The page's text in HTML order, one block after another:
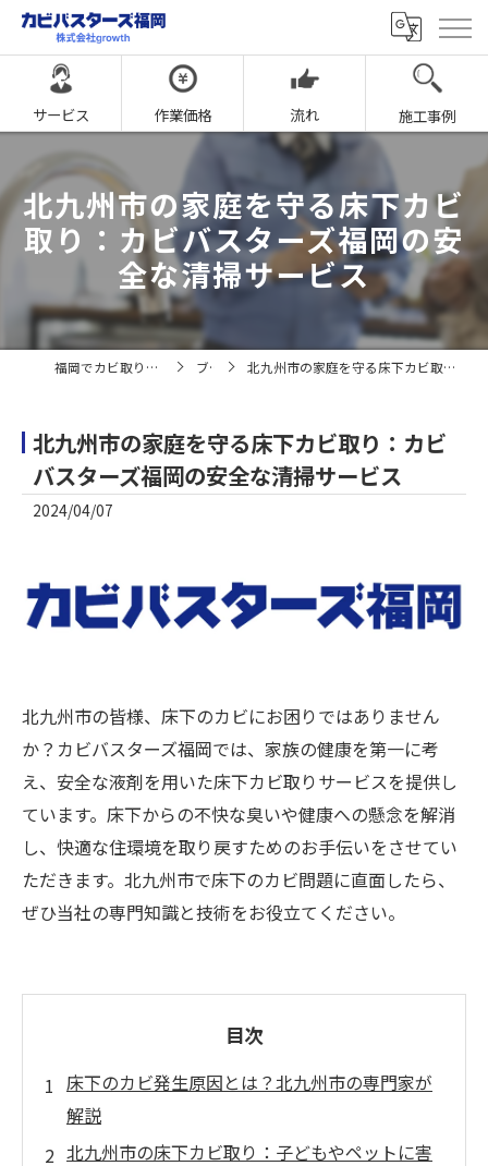
サービス 作業価格 流れ 施工事例
北九州市の家庭を守る床下カビ
取り：カビバスターズ福岡の安
全な清掃サービス
福岡でカビ取りならカビバスターズ福岡 ブログ 北九州市の家庭を守る床下カビ取り：カビバスターズ福岡の安全な清掃サービス
北九州市の家庭を守る床下カビ取り：カビ
バスターズ福岡の安全な清掃サービス
2024/04/07
北九州市の皆様、床下のカビにお困りではありません
か？カビバスターズ福岡では、家族の健康を第一に考
え、安全な液剤を用いた床下カビ取りサービスを提供し
ています。床下からの不快な臭いや健康への懸念を解消
し、快適な住環境を取り戻すためのお手伝いをさせてい
ただきます。北九州市で床下のカビ問題に直面したら、
ぜひ当社の専門知識と技術をお役立てください。
目次
床下のカビ発生原因とは？北九州市の専門家が
解説
北九州市の床下カビ取り：子どもやペットに害